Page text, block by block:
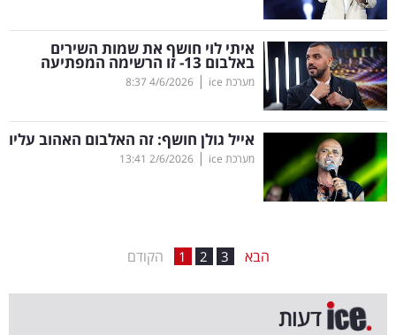
רכב
בריאות
תרבות
ופנאי
תיירות
המילון
הכלכלי
איתי לוי חושף את שמות השירים
באלבום 13- זו הרשימה המפתיעה
מערכת ice |
4/6/2026
8:37
אייל גולן חושף: זה האלבום האהוב עליו
מערכת ice |
2/6/2026
13:41
הקודם 1 2 3 הבא
דעות